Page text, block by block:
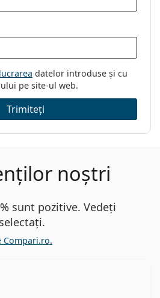
datelor introduse și cu
pe site-ul web.
Trimiteți
noștri
sunt pozitive. Vedeți
Compari.ro.